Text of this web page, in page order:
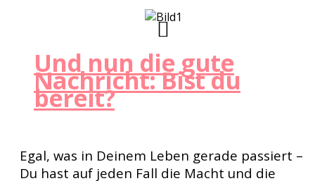
Und nun die gute
Nachricht: Bist du
bereit?
Egal, was in Deinem Leben gerade passiert –
Du hast auf jeden Fall die Macht und die